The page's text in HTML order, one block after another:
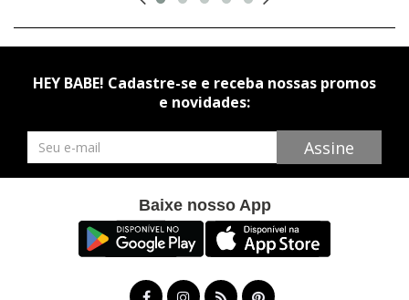
HEY BABE! Cadastre-se e receba nossas promos
e novidades:
Newsletter Assine
Baixe nosso App